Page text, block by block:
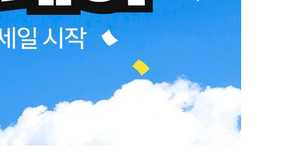
탄 청년들 [Now 2.30]